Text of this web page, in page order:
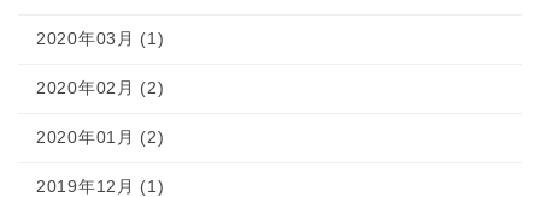
2020年03月 (1)
2020年02月 (2)
2020年01月 (2)
2019年12月 (1)